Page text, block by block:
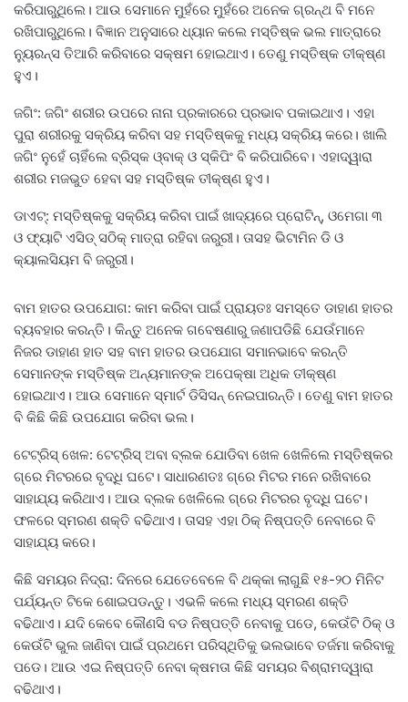
କରିପାରୁଥିଲେ। ଆଉ ସେମାନେ ମୁହଁରେ ମୁହଁରେ ଅନେକ ଗ୍ରନ୍ଥ ବି ମନେ
ରଖିପାରୁଥିଲେ। ବିଜ୍ଞାନ ଅନୁସାରେ ଧ୍ୟାନ କଲେ ମସ୍ତିଷ୍କ ଭଲ ମାତ୍ରାରେ
ନ୍ୟୁରନ୍ସ ତିଆରି କରିବାରେ ସକ୍ଷମ ହୋଇଥାଏ। ତେଣୁ ମସ୍ତିଷ୍କ ତୀକ୍ଷ୍ଣ
ହୁଏ।
ଜଗିଂ: ଜଗିଂ ଶରୀର ଉପରେ ନାନା ପ୍ରକାରରେ ପ୍ରଭାବ ପକାଇଥାଏ। ଏହା
ପୁରା ଶରୀରକୁ ସକ୍ରିୟ କରିବା ସହ ମସ୍ତିଷ୍କକୁ ମଧ୍ୟ ସକ୍ରିୟ କରେ। ଖାଲି
ଜଗିଂ ନୁହେଁ ଚାହିଁଲେ ବ୍ରିସ୍କ ଓ୍ବାକ୍‌ ଓ ସ୍କିପିଂ ବି କରିପାରିବେ। ଏହାଦ୍ୱାରା
ଶରୀର ମଜଭୁତ ହେବା ସହ ମସ୍ତିଷ୍କ ତୀକ୍ଷ୍ଣ ହୁଏ।
ଡାଏଟ୍‌: ମସ୍ତିଷ୍କକୁ ସକ୍ରିୟ କରିବା ପାଇଁ ଖାଦ୍ୟରେ ପ୍ରୋଟିନ୍‌, ଓମେଗା ୩
ଓ ଫ୍ୟାଟି ଏସିଡ୍‌ ସଠିକ୍‌ ମାତ୍ରା ରହିବା ଜରୁରୀ। ତାସହ ଭିଟାମିନ ଡି ଓ
କ୍ୟାଲସିୟମ ବି ଜରୁରୀ।
ବାମ ହାତର ଉପଯୋଗ: କାମ କରିବା ପାଇଁ ପ୍ରାୟତଃ ସମସ୍ତେ ଡାହାଣ ହାତର
ବ୍ୟବହାର କରନ୍ତି। କିନ୍ତୁ ଅନେକ ଗବେଷଣାରୁ ଜଣାପଡିଛି ଯେଉଁମାନେ
ନିଜର ଡାହାଣ ହାତ ସହ ବାମ ହାତର ଉପଯୋଗ ସମାନଭାବେ କରନ୍ତି
ସେମାନଙ୍କ ମସ୍ତିଷ୍କ ଅନ୍ୟମାନଙ୍କ ଅପେକ୍ଷା ଅଧିକ ତୀକ୍ଷ୍ଣ
ହୋଇଥାଏ। ଆଉ ସେମାନେ ସ୍ମାର୍ଟ ଡିସିସନ୍‌ ନେଇପାରନ୍ତି। ତେଣୁ ବାମ ହାତର
ବି କିଛି କିଛି ଉପଯୋଗ କରିବା ଭଲ।
ଟେଟ୍ରିସ୍‌ ଖେଳ: ଟେଟ୍ରିସ୍‌ ଅବା ବ୍ଲକ ଯୋଡିବା ଖେଳ ଖେଳିଲେ ମସ୍ତିଷ୍କର
ଗ୍ରେ ମିଟରରେ ବୃଦ୍ଧି ଘଟେ। ସାଧାରଣତଃ ଗ୍ରେ ମିଟର ମନେ ରଖିବାରେ
ସାହାଯ୍ୟ କରିଥାଏ। ଆଉ ବ୍ଲକ ଖେଳିଲେ ଗ୍ରେ ମିଟରର ବୃଦ୍ଧି ଘଟେ।
ଫଳରେ ସ୍ମରଣ ଶକ୍ତି ବଢିଥାଏ। ତାସହ ଏହା ଠିକ୍‌ ନିଷ୍ପତ୍ତି ନେବାରେ ବି
ସାହାଯ୍ୟ କରେ।
କିଛି ସମୟର ନିଦ୍ରା: ଦିନରେ ଯେତେବେଳେ ବି ଥକ୍କା ଲାଗୁଛି ୧୫-୨୦ ମିନିଟ
ପର୍ଯ୍ୟନ୍ତ ଟିକେ ଶୋଇପଡନ୍ତୁ। ଏଭଳି କଲେ ମଧ୍ୟ ସ୍ମରଣ ଶକ୍ତି
ବଢିଥାଏ। ଯଦି କେବେ କୌଣସି ବଡ ନିଷ୍ପତ୍ତି ନେବାକୁ ପଡେ, କେଉଁଟି ଠିକ୍‌ ଓ
କେଉଁଟି ଭୁଲ ଜାଣିବା ପାଇଁ ପ୍ରଥମେ ପରିସ୍ଥିତିକୁ ଭଲଭାବେ ତର୍ଜମା କରିବାକୁ
ପଡେ। ଆଉ ଏଇ ନିଷ୍ପତ୍ତି ନେବା କ୍ଷମତା କିଛି ସମୟର ବିଶ୍ରାମଦ୍ୱାରା
ବଢିଥାଏ।